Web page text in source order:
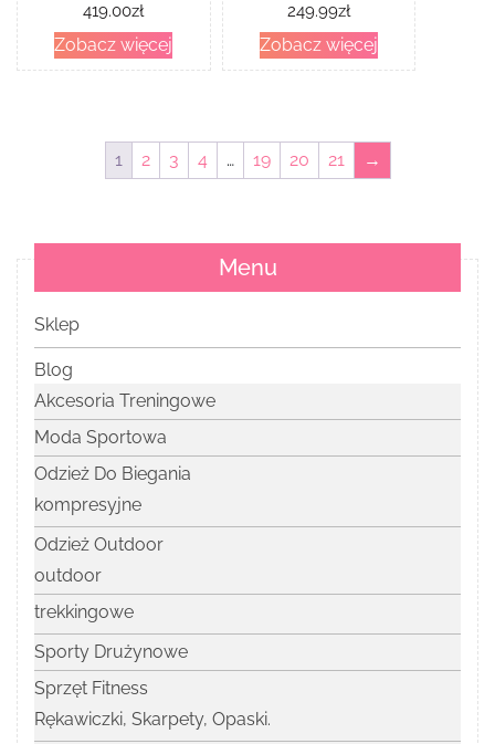
419.00zł
Zobacz więcej
249.99zł
Zobacz więcej
1 2 3 4 … 19 20 21 →
Menu
Sklep
Blog
Akcesoria Treningowe
Moda Sportowa
Odzież Do Biegania
kompresyjne
Odzież Outdoor
outdoor
trekkingowe
Sporty Drużynowe
Sprzęt Fitness
Rękawiczki, Skarpety, Opaski.